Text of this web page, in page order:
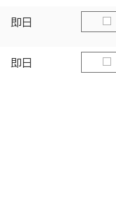
即日
即日